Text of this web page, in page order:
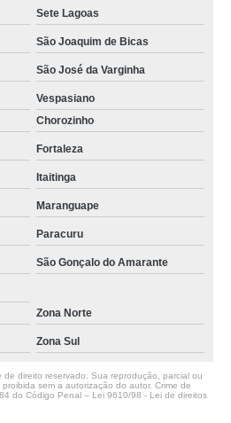
Sete Lagoas
São Joaquim de Bicas
São José da Varginha
Vespasiano
Chorozinho
Fortaleza
Itaitinga
Maranguape
Paracuru
São Gonçalo do Amarante
Zona Norte
Zona Sul
direito reservado. Sua reprodução, parcial ou
sem a autorização do autor. Crime de
do Código Penal – Lei 9610/98 - Lei de direitos